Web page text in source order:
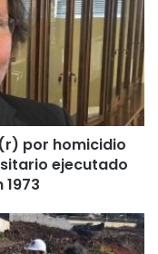
por homicidio
ejecutado